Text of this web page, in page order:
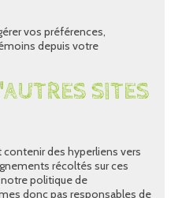
vos préférences,
depuis votre
SITES
des hyperliens vers
récoltés sur ces
politique de
donc pas responsables de